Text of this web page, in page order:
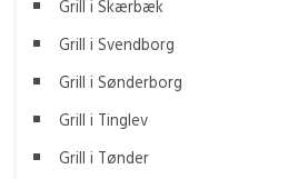
Grill i Skærbæk
Grill i Svendborg
Grill i Sønderborg
Grill i Tinglev
Grill i Tønder